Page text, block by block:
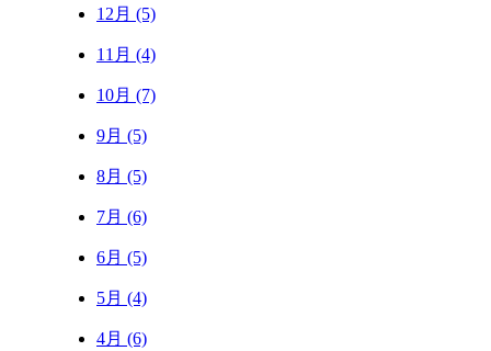
12月 (5)
11月 (4)
10月 (7)
9月 (5)
8月 (5)
7月 (6)
6月 (5)
5月 (4)
4月 (6)